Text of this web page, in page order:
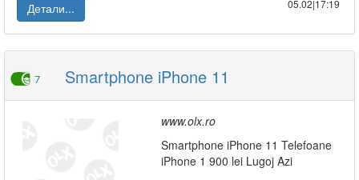
Детали...
05.02|17:19
7 Smartphone iPhone 11
www.olx.ro
Smartphone iPhone 11 Telefoane
iPhone 1 900 lei Lugoj Azi